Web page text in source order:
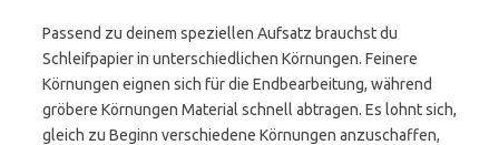
Passend zu deinem speziellen Aufsatz brauchst du
Schleifpapier in unterschiedlichen Körnungen. Feinere
Körnungen eignen sich für die Endbearbeitung, während
gröbere Körnungen Material schnell abtragen. Es lohnt sich,
gleich zu Beginn verschiedene Körnungen anzuschaffen,